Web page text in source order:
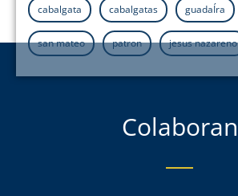
cabalgata cabalgatas guadaÍra
san mateo patron jesus nazareno
Colaboran